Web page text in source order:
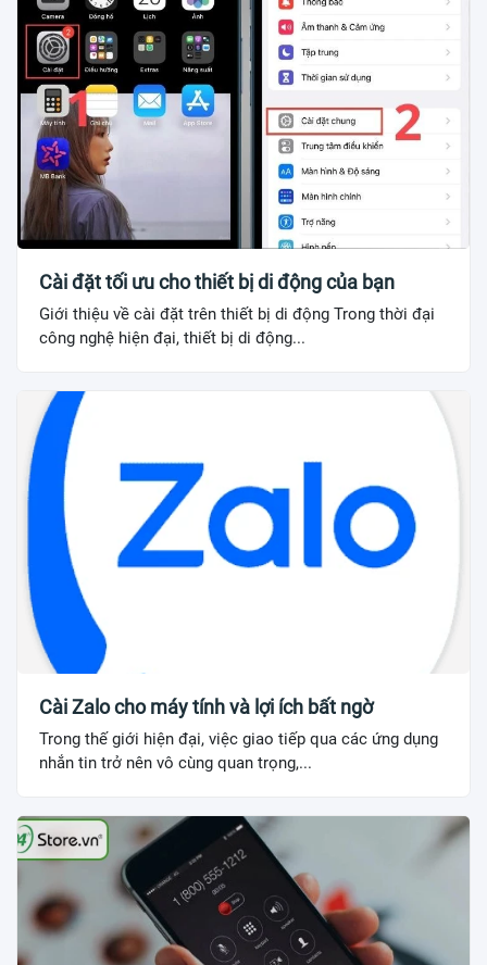
Cài đặt tối ưu cho thiết bị di động của bạn
Giới thiệu về cài đặt trên thiết bị di động Trong thời đại
công nghệ hiện đại, thiết bị di động...
Cài Zalo cho máy tính và lợi ích bất ngờ
Trong thế giới hiện đại, việc giao tiếp qua các ứng dụng
nhắn tin trở nên vô cùng quan trọng,...